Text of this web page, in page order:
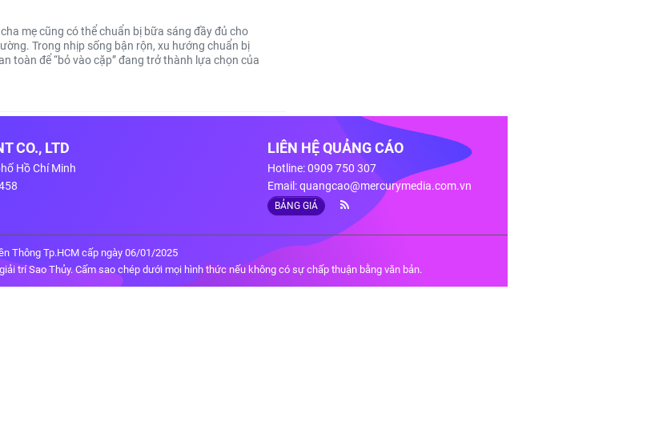
mẹ cũng có thể chuẩn bị bữa sáng đầy đủ cho
Trong nhịp sống bận rộn, xu hướng chuẩn bị
toàn để “bỏ vào cặp” đang trở thành lựa chọn của
CO., LTD
Hồ Chí Minh
LIÊN HỆ QUẢNG CÁO
Hotline: 0909 750 307
Email:quangcao@mercurymedia.com.vn
BẢNG GIÁ
Thông Tp.HCM cấp ngày 06/01/2025
trí Sao Thủy. Cấm sao chép dưới mọi hình thức nếu không có sự chấp thuận bằng văn bản.